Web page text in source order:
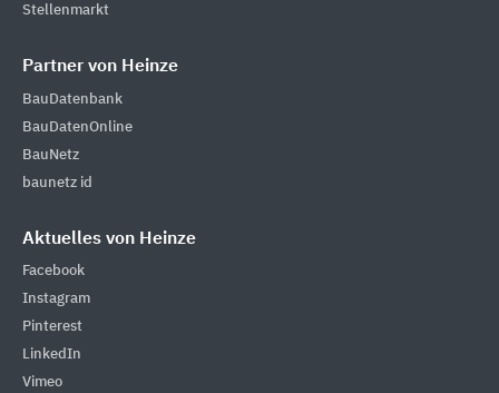
Stellenmarkt
Partner von Heinze
BauDatenbank
BauDatenOnline
BauNetz
baunetz id
Aktuelles von Heinze
Facebook
Instagram
Pinterest
LinkedIn
Vimeo